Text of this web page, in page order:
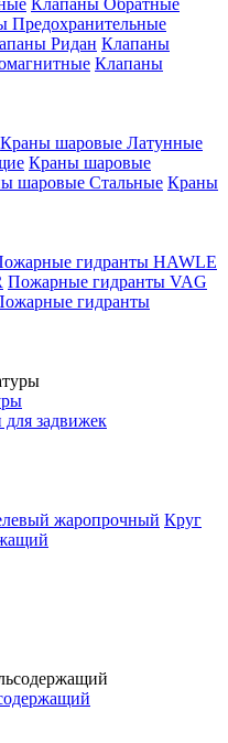
Клапаны Обратные
Предохранительные
Ридан Клапаны
Клапаны
Краны шаровые Латунные
Краны шаровые
шаровые Стальные Краны
гидранты HAWLE
Пожарные гидранты VAG
гидранты
задвижек
жаропрочный Круг